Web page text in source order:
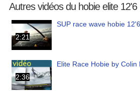
Autres vidéos du hobie elite 12'6
2:21
SUP race wave hobie 12'6
2:36
Elite Race Hobie by Colin